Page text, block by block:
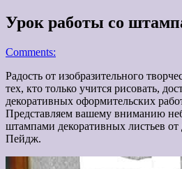
Урок работы со
Comments:
Радость от изобразительного
тех, кто только учится рисовать,
декоративных оформительских
Представляем вашему вниманию
штампами декоративных листьев от
Пейдж.